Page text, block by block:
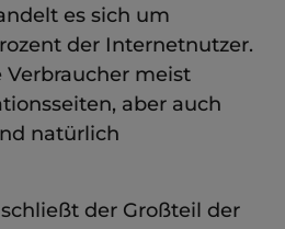
es sich um
der Internetnutzer.
meist
aber auch
natürlich
der Großteil der